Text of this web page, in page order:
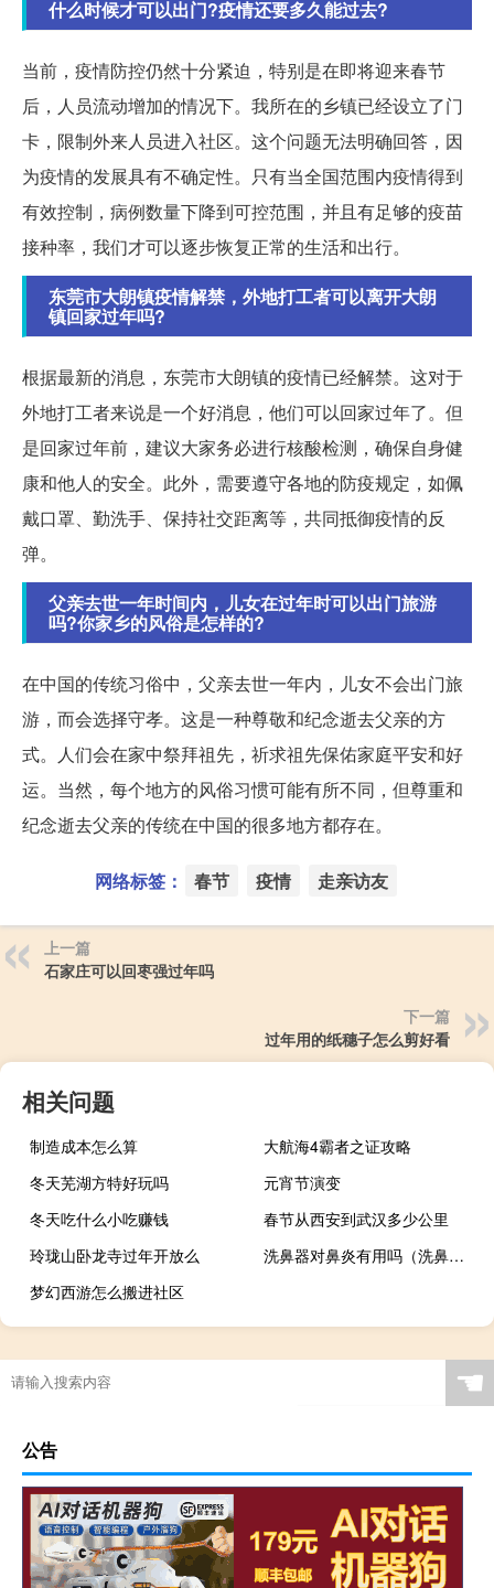
什么时候才可以出门?疫情还要多久能过去?
当前，疫情防控仍然十分紧迫，特别是在即将迎来春节
后，人员流动增加的情况下。我所在的乡镇已经设立了门
卡，限制外来人员进入社区。这个问题无法明确回答，因
为疫情的发展具有不确定性。只有当全国范围内疫情得到
有效控制，病例数量下降到可控范围，并且有足够的疫苗
接种率，我们才可以逐步恢复正常的生活和出行。
东莞市大朗镇疫情解禁，外地打工者可以离开大朗
镇回家过年吗?
根据最新的消息，东莞市大朗镇的疫情已经解禁。这对于
外地打工者来说是一个好消息，他们可以回家过年了。但
是回家过年前，建议大家务必进行核酸检测，确保自身健
康和他人的安全。此外，需要遵守各地的防疫规定，如佩
戴口罩、勤洗手、保持社交距离等，共同抵御疫情的反
弹。
父亲去世一年时间内，儿女在过年时可以出门旅游
吗?你家乡的风俗是怎样的?
在中国的传统习俗中，父亲去世一年内，儿女不会出门旅
游，而会选择守孝。这是一种尊敬和纪念逝去父亲的方
式。人们会在家中祭拜祖先，祈求祖先保佑家庭平安和好
运。当然，每个地方的风俗习惯可能有所不同，但尊重和
纪念逝去父亲的传统在中国的很多地方都存在。
网络标签： 春节 疫情 走亲访友
上一篇
石家庄可以回枣强过年吗
下一篇
过年用的纸穗子怎么剪好看
相关问题
制造成本怎么算
大航海4霸者之证攻略
冬天芜湖方特好玩吗
元宵节演变
冬天吃什么小吃赚钱
春节从西安到武汉多少公里
玲珑山卧龙寺过年开放么
洗鼻器对鼻炎有用吗（洗鼻壶）
梦幻西游怎么搬进社区
☚
公告